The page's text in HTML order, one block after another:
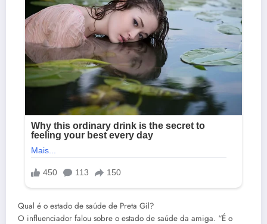
Qual é o estado de saúde de Preta Gil?
O influenciador falou sobre o estado de saúde da amiga. “É o